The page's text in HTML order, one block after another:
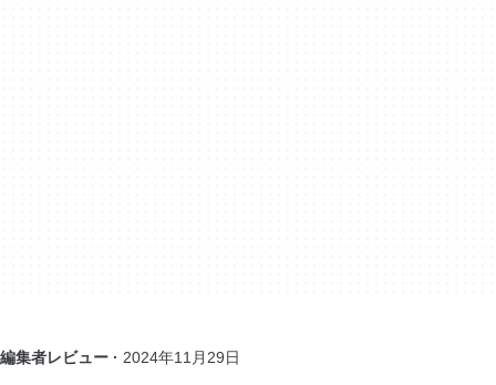
編集者レビュー · 2024年11月29日